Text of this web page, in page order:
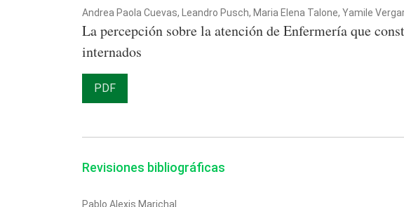
Andrea Paola Cuevas, Leandro Pusch, Maria Elena Talone, Yamile
La percepción sobre la atención de Enfermería que
internados
PDF
Revisiones bibliográficas
Pablo Alexis Marichal